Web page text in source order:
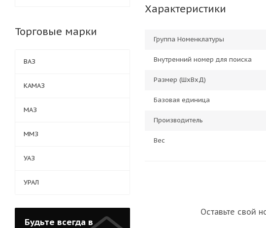
Характеристики
Группа Номенклатуры
Внутренний номер для поиска
Размер (ШхВхД)
Базовая единица
Производитель
Вес
Оставьте свой
Торговые марки
ВАЗ
КАМАЗ
МАЗ
ММЗ
УАЗ
УРАЛ
Будьте всегда в